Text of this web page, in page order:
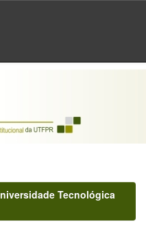
Tecnológica